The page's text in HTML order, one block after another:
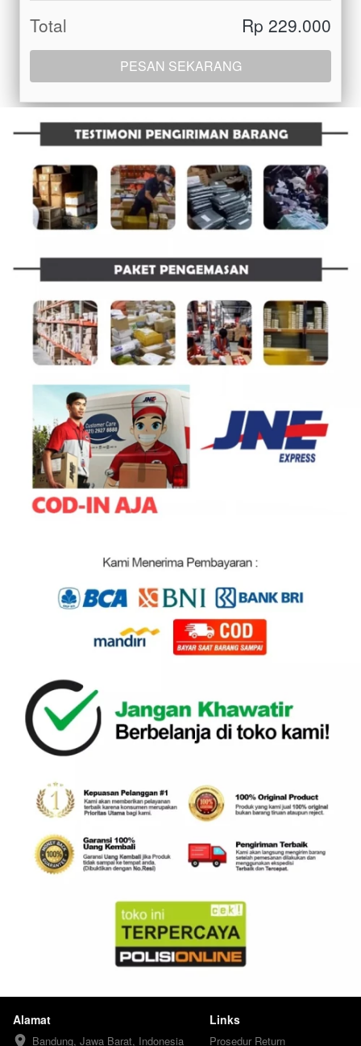
Total Rp 229.000
`PESAN SEKARANG
Alamat
Bandung, Jawa Barat, Indonesia
Links
Prosedur Return